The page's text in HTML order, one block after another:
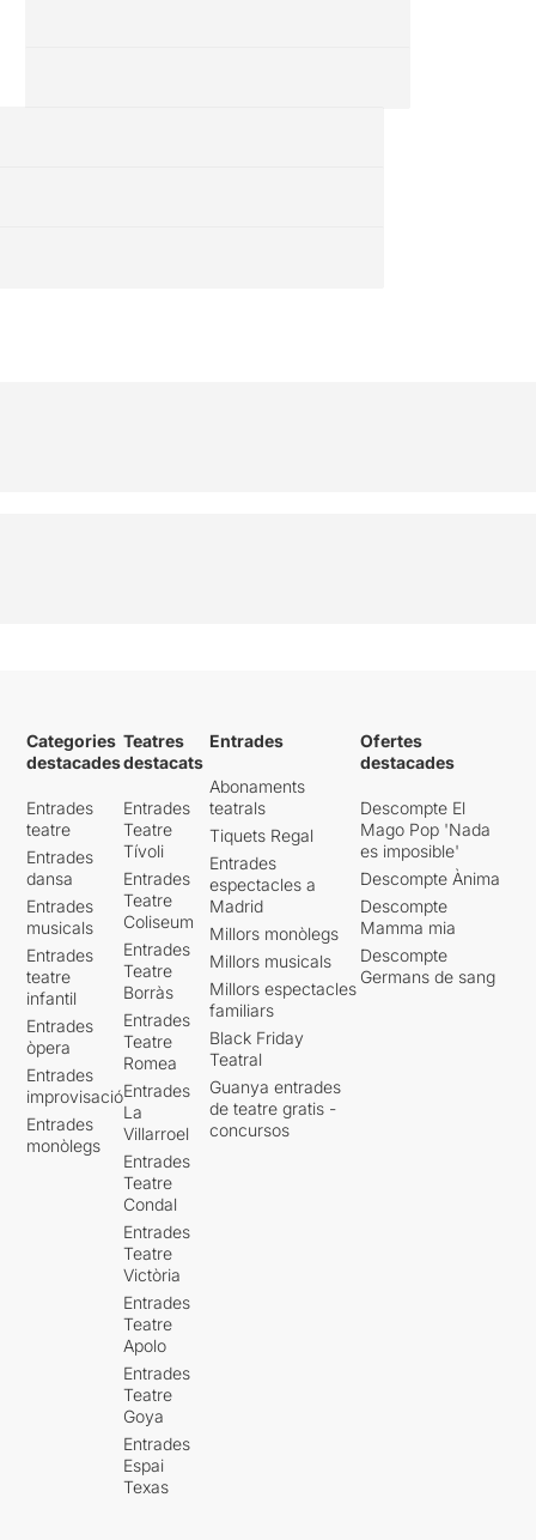
Categories
destacades
Entrades
teatre
Entrades
dansa
Entrades
musicals
Entrades
teatre
infantil
Entrades
òpera
Entrades
improvisació
Entrades
monòlegs
Teatres
destacats
Entrades
Teatre
Tívoli
Entrades
Teatre
Coliseum
Entrades
Teatre
Borràs
Entrades
Teatre
Romea
Entrades
La
Villarroel
Entrades
Teatre
Condal
Entrades
Teatre
Victòria
Entrades
Teatre
Apolo
Entrades
Teatre
Goya
Entrades
Espai
Texas
Entrades
Abonaments
teatrals
Tiquets Regal
Entrades
espectacles a
Madrid
Millors monòlegs
Millors musicals
Millors espectacles
familiars
Black Friday
Teatral
Guanya entrades
de teatre gratis -
concursos
Ofertes
destacades
Descompte El
Mago Pop 'Nada
es imposible'
Descompte Ànima
Descompte
Mamma mia
Descompte
Germans de sang